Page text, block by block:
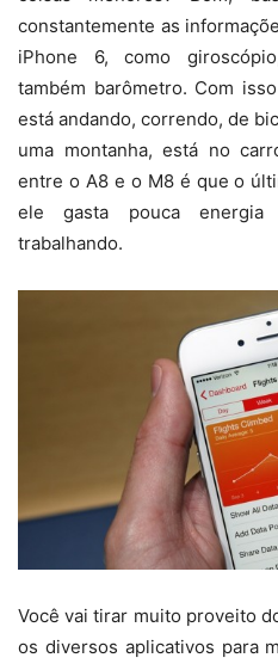
constantemente as
iPhone 6, como
também barômetro. Com
está andando, correndo, de
uma montanha, está no
entre o A8 e o M8 é que o
ele gasta pouca energia
trabalhando.
Você vai tirar muito proveito
os diversos aplicativos para